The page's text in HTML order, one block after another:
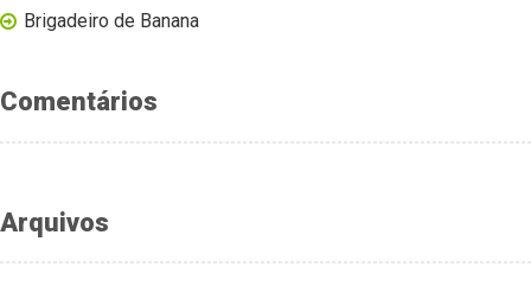
Brigadeiro de Banana
Comentários
Arquivos